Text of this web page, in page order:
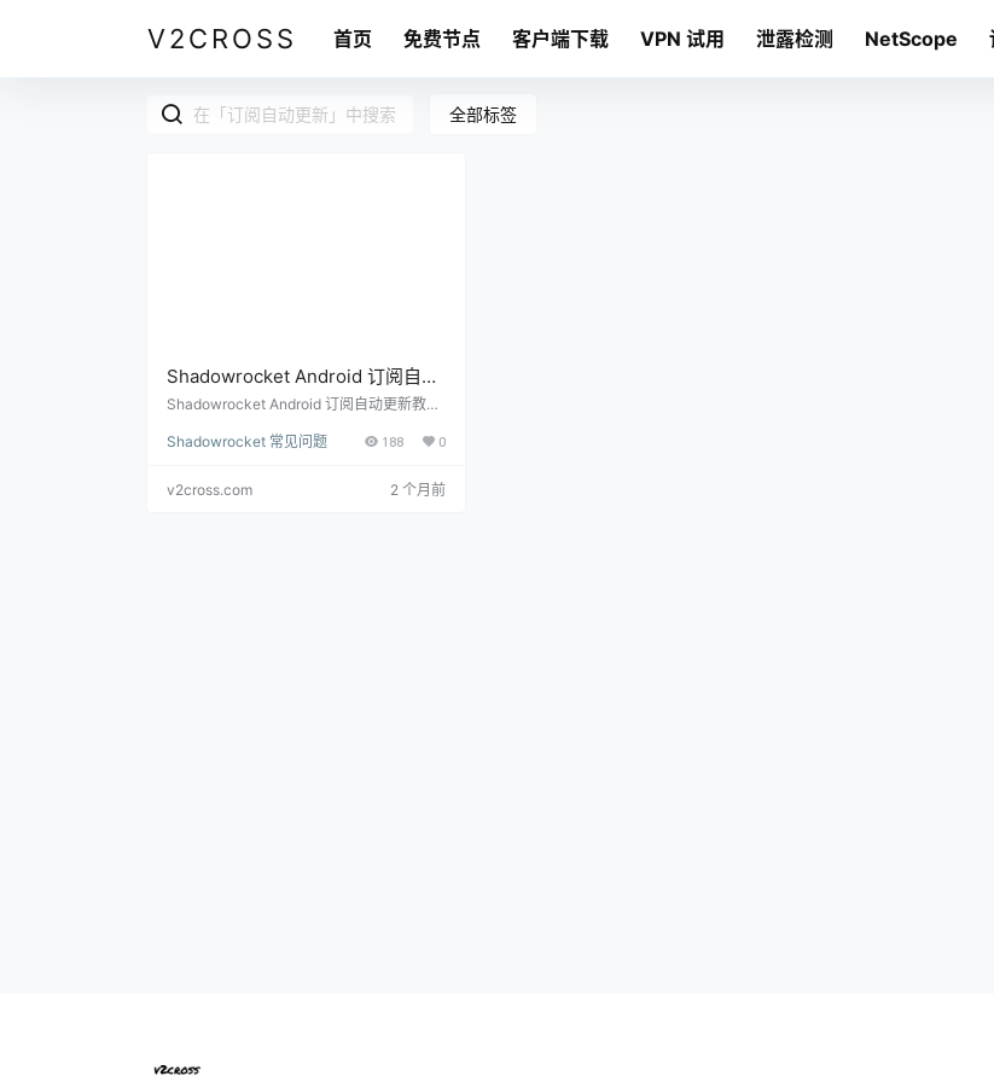
V2CROSS 首页 免费节点 客户端下载 VPN 试用 泄露检测 NetScope
全部标签
Shadowrocket Android 订阅自动
更新怎么用？节点导入和刷新教程
Shadowrocket Android 订阅自动更新教
节点列表为空和免费节点订阅维护方法。
Shadowrocket 常见问题 188 0
v2cross.com 2 个月前